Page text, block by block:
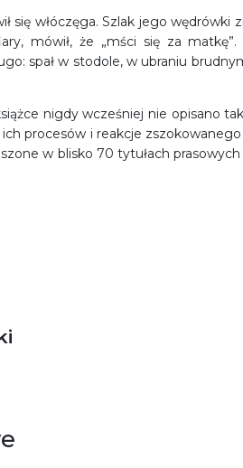
się włóczęga. Szlak jego wędrówki
mówił, że „mści się za
spał w stodole, w ubraniu
nigdy wcześniej nie opisano
procesów i reakcje zszokowanego
w blisko 70 tytułach